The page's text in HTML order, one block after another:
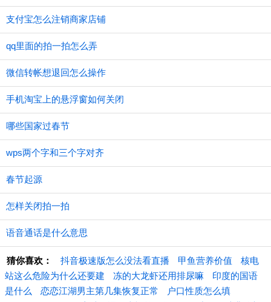
支付宝怎么注销商家店铺
qq里面的拍一拍怎么弄
微信转帐想退回怎么操作
手机淘宝上的悬浮窗如何关闭
哪些国家过春节
wps两个字和三个字对齐
春节起源
怎样关闭拍一拍
语音通话是什么意思
猜你喜欢： 抖音极速版怎么没法看直播 甲鱼营养价值
核电
站这么危险为什么还要建
冻的大龙虾还用排尿嘛
印度的国语
是什么
恋恋江湖男主第几集恢复正常
户口性质怎么填